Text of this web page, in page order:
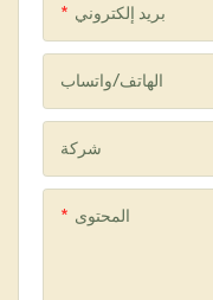
بريد إلكتروني
الهاتف/واتساب
شركة
المحتوى